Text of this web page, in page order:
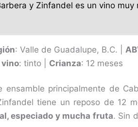
y Zinfandel es un vino muy
: Valle de Guadalupe, B.C. |
vino: tinto | Crianza: 12 meses
ensamble principalmente de
tiene un reposo de 12
especiado y mucha fruta. Sin